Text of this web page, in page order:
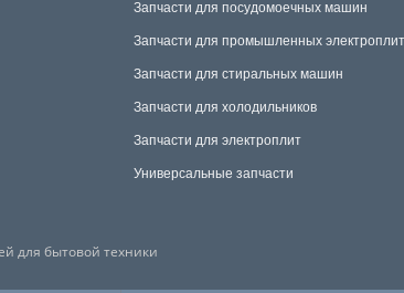
Запчасти для посудомоечных машин
Запчасти для промышленных электроплит
Запчасти для стиральных машин
Запчасти для холодильников
Запчасти для электроплит
Универсальные запчасти
для бытовой техники